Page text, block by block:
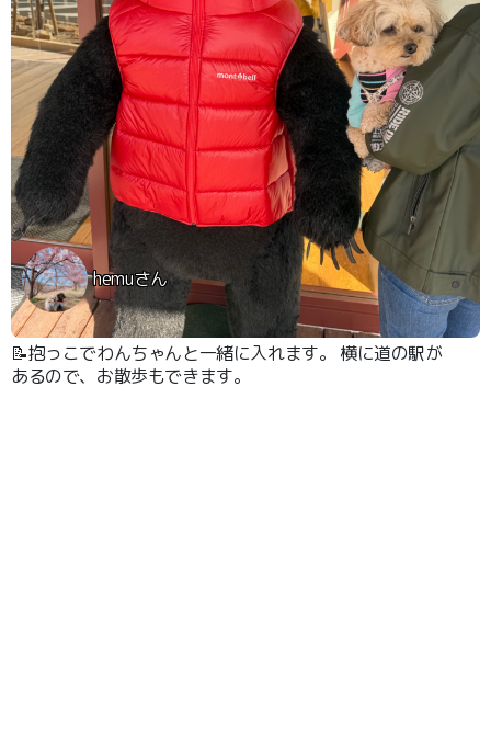
hemuさん
📝抱っこでわんちゃんと一緒に入れます。 横に道の駅が
あるので、お散歩もできます。